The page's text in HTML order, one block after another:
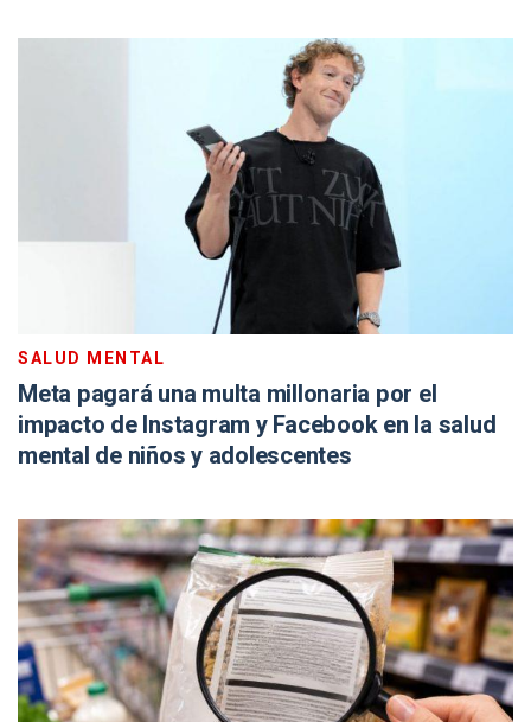
SALUD MENTAL
Meta pagará una multa millonaria por el
impacto de Instagram y Facebook en la salud
mental de niños y adolescentes